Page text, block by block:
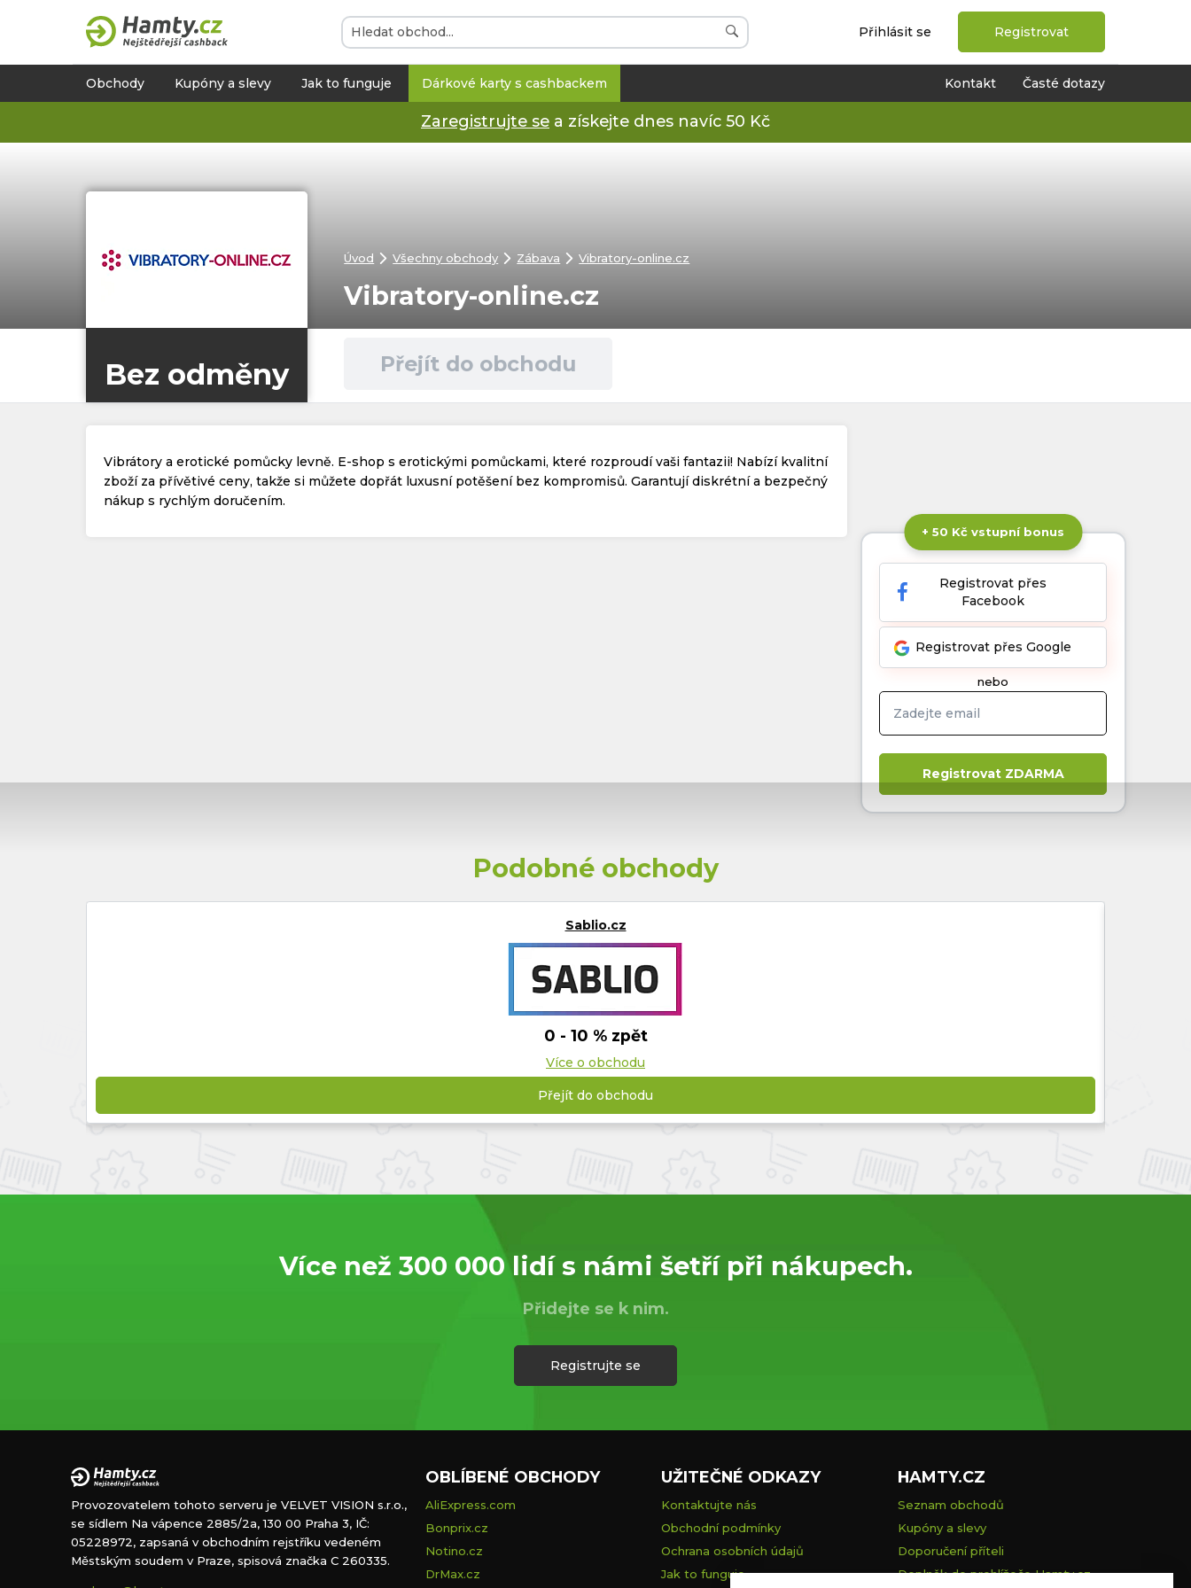
Přihlásit se Registrovat
Obchody Kupóny a slevy Jak to funguje Dárkové karty s cashbackem Časté dotazy
Kontakt
Zaregistrujte se a získejte dnes navíc 50 Kč
Bez odměny
Úvod Všechny obchody Zábava Vibratory-online.cz
Vibratory-online.cz
Přejít do obchodu
Vibrátory a erotické pomůcky levně. E-shop s erotickými pomůckami, které rozproudí vaši fantazii! Nabízí kvalitní
zboží za přívětivé ceny, takže si můžete dopřát luxusní potěšení bez kompromisů. Garantují diskrétní a bezpečný
nákup s rychlým doručením.
+ 50 Kč vstupní bonus
Registrovat přes
Facebook
Registrovat přes Google
nebo
Podobné obchody
Sablio.cz
0 - 10 % zpět
Více o obchodu
Přejít do obchodu
Více než 300 000 lidí s námi šetří při nákupech.
Přidejte se k nim.
Registrujte se
Provozovatelem tohoto serveru je VELVET VISION s.r.o.,
se sídlem Na vápence 2885/2a, 130 00 Praha 3, IČ:
05228972, zapsaná v obchodním rejstříku vedeném
Městským soudem v Praze, spisová značka C 260335.
OBLÍBENÉ OBCHODY
AliExpress.com
Bonprix.cz
Notino.cz
DrMax.cz
UŽITEČNÉ ODKAZY
Kontaktujte nás
Obchodní podmínky
Ochrana osobních údajů
Jak to funguje
HAMTY.CZ
Seznam obchodů
Kupóny a slevy
Doporučení příteli
Doplněk do prohlížeče Hamty.cz